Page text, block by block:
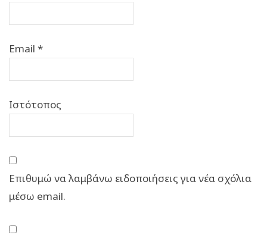
Email *
Ιστότοπος
Επιθυμώ να λαμβάνω ειδοποιήσεις για νέα σχόλια
μέσω email.